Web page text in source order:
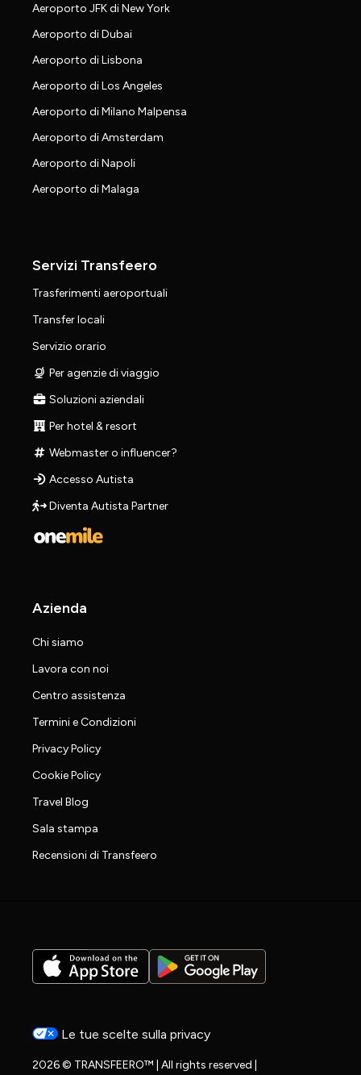
Aeroporto JFK di New York
Aeroporto di Dubai
Aeroporto di Lisbona
Aeroporto di Los Angeles
Aeroporto di Milano Malpensa
Aeroporto di Amsterdam
Aeroporto di Napoli
Aeroporto di Malaga
Servizi Transfeero
Trasferimenti aeroportuali
Transfer locali
Servizio orario
Per agenzie di viaggio
Soluzioni aziendali
Per hotel & resort
Webmaster o influencer?
Accesso Autista
Diventa Autista Partner
Azienda
Chi siamo
Lavora con noi
Centro assistenza
Termini e Condizioni
Privacy Policy
Cookie Policy
Travel Blog
Sala stampa
Recensioni di Transfeero
Le tue scelte sulla privacy
2026 © TRANSFEERO™ | All rights reserved |